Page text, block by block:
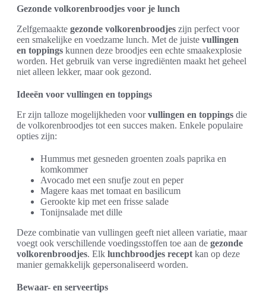
Gezonde volkorenbroodjes voor je lunch
Zelfgemaakte gezonde volkorenbroodjes zijn perfect voor
een smakelijke en voedzame lunch. Met de juiste vullingen
en toppings kunnen deze broodjes een echte smaakexplosie
worden. Het gebruik van verse ingrediënten maakt het geheel
niet alleen lekker, maar ook gezond.
Ideeën voor vullingen en toppings
Er zijn talloze mogelijkheden voorvullingen en toppings die
de volkorenbroodjes tot een succes maken. Enkele populaire
opties zijn:
Hummus met gesneden groenten zoals paprika en
komkommer
Avocado met een snufje zout en peper
Magere kaas met tomaat en basilicum
Gerookte kip met een frisse salade
Tonijnsalade met dille
Deze combinatie van vullingen geeft niet alleen variatie, maar
voegt ook verschillende voedingsstoffen toe aan de gezonde
volkorenbroodjes. Elk lunchbroodjes recept kan op deze
manier gemakkelijk gepersonaliseerd worden.
Bewaar- en serveertips